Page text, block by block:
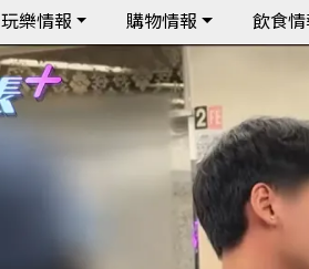
玩樂情報 購物情報 飲食